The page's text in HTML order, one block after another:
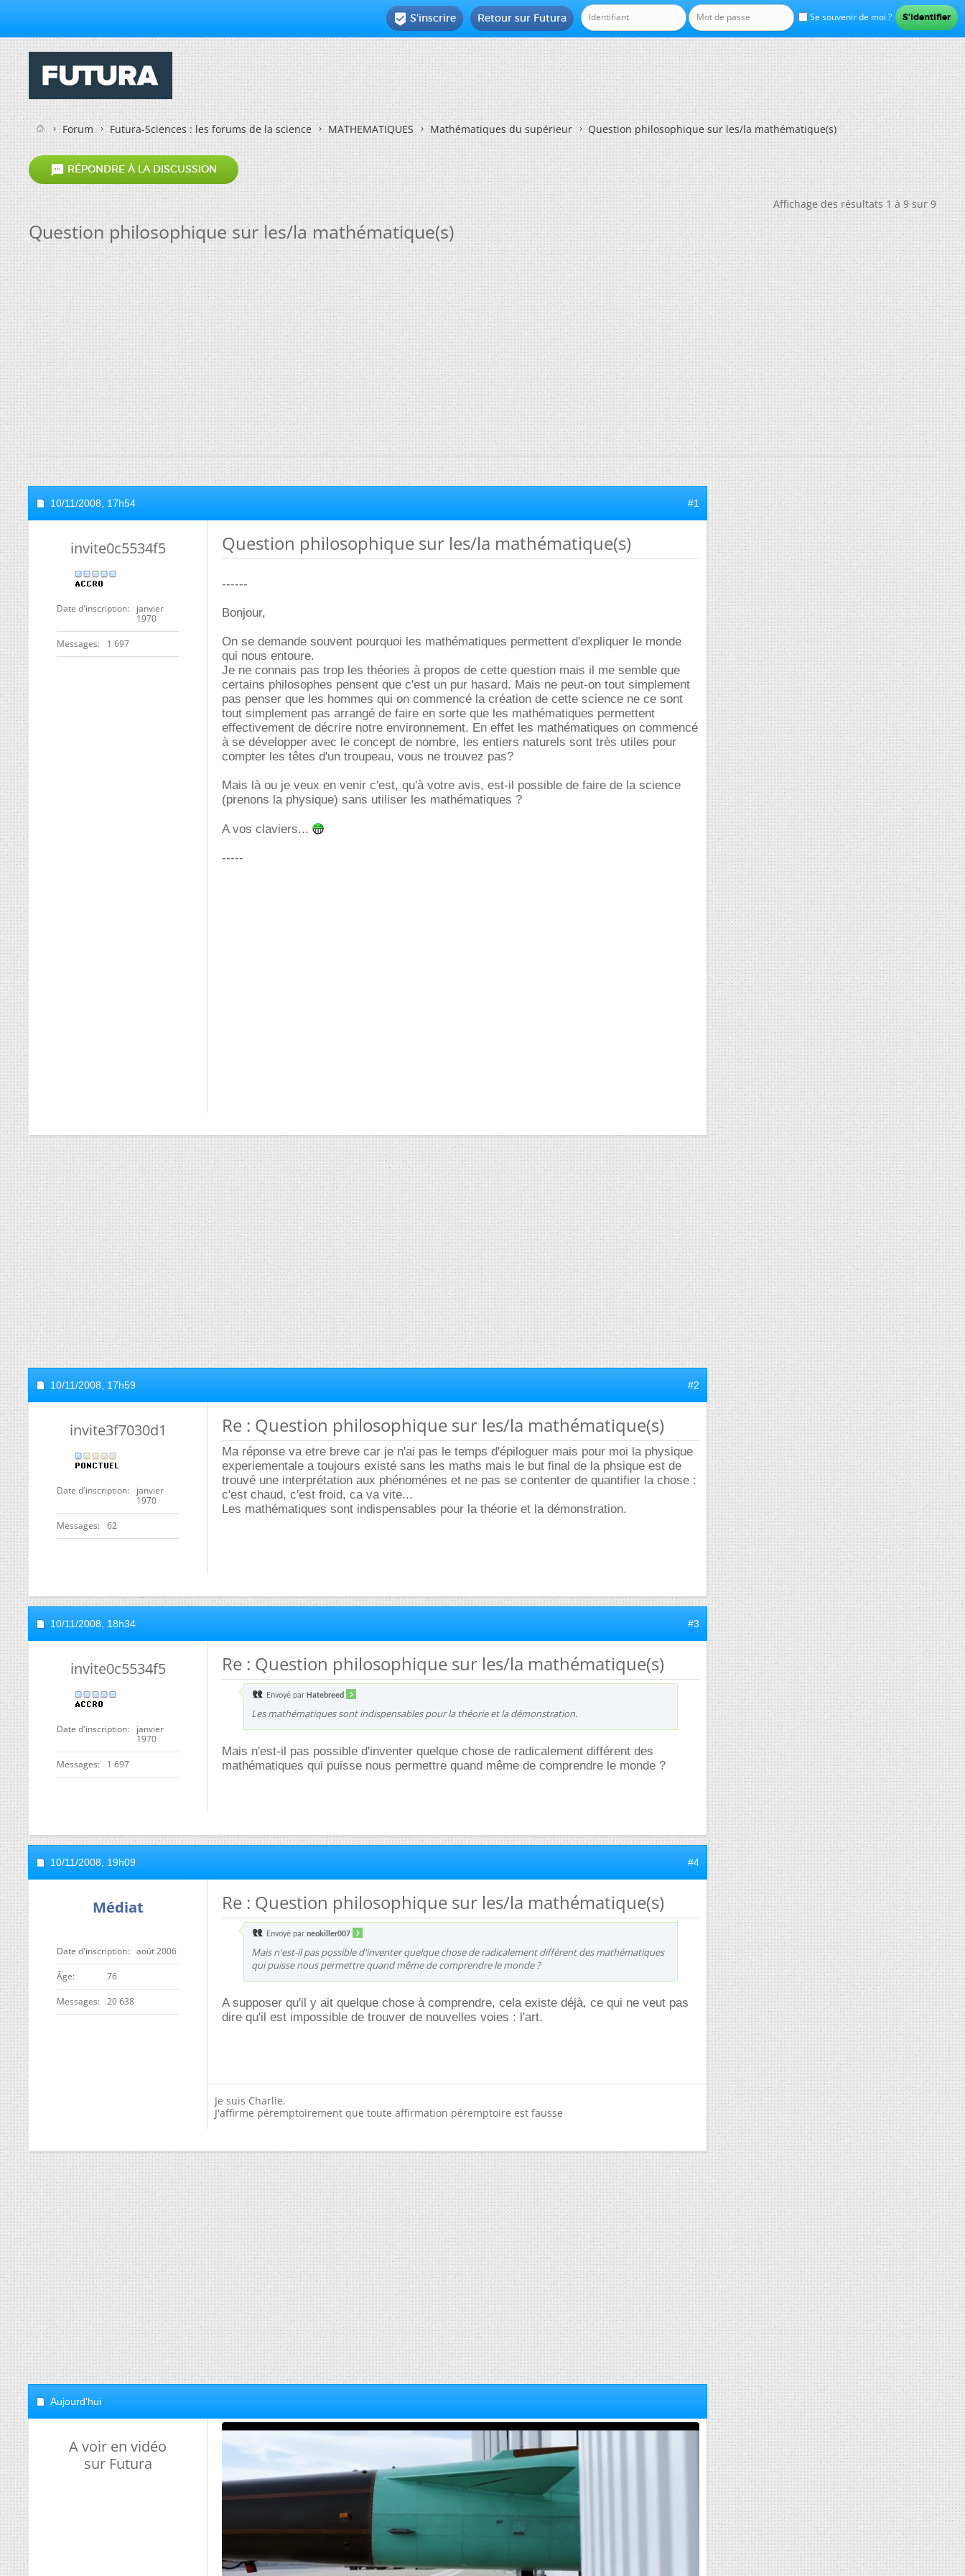
Se souvenir de moi ?
Retour sur Futura
 S'inscrire
Forum Futura-Sciences : les forums de la science MATHEMATIQUES Mathématiques du supérieur Question philosophique sur les/la mathématique(s)
 RÉPONDRE À LA DISCUSSION
Affichage des résultats 1 à 9 sur 9
Question philosophique sur les/la mathématique(s)
10/11/2008, 17h54 #1
invite0c5534f5
Date d'inscription
janvier
1970
Messages 1 697
Question philosophique sur les/la mathématique(s)
------
Bonjour,
On se demande souvent pourquoi les mathématiques permettent d'expliquer le monde
qui nous entoure.
Je ne connais pas trop les théories à propos de cette question mais il me semble que
certains philosophes pensent que c'est un pur hasard. Mais ne peut-on tout simplement
pas penser que les hommes qui on commencé la création de cette science ne ce sont
tout simplement pas arrangé de faire en sorte que les mathématiques permettent
effectivement de décrire notre environnement. En effet les mathématiques on commencé
à se développer avec le concept de nombre, les entiers naturels sont très utiles pour
compter les têtes d'un troupeau, vous ne trouvez pas?
Mais là ou je veux en venir c'est, qu'à votre avis, est-il possible de faire de la science
(prenons la physique) sans utiliser les mathématiques ?
A vos claviers...
-----
10/11/2008, 17h59 #2
invite3f7030d1
Date d'inscription
janvier
1970
Messages 62
Re : Question philosophique sur les/la mathématique(s)
Ma réponse va etre breve car je n'ai pas le temps d'épiloguer mais pour moi la physique
experiementale a toujours existé sans les maths mais le but final de la phsique est de
trouvé une interprétation aux phénoménes et ne pas se contenter de quantifier la chose :
c'est chaud, c'est froid, ca va vite...
Les mathématiques sont indispensables pour la théorie et la démonstration.
10/11/2008, 18h34 #3
invite0c5534f5
Date d'inscription
janvier
1970
Messages 1 697
Re : Question philosophique sur les/la mathématique(s)
Envoyé par Hatebreed
Les mathématiques sont indispensables pour la théorie et la démonstration.
Mais n'est-il pas possible d'inventer quelque chose de radicalement différent des
mathématiques qui puisse nous permettre quand même de comprendre le monde ?
10/11/2008, 19h09 #4
Médiat
Date d'inscription août 2006
ge 76
Messages 20 638
Re : Question philosophique sur les/la mathématique(s)
Envoyé par neokiller007
Mais n'est-il pas possible d'inventer quelque chose de radicalement différent des mathématiques
qui puisse nous permettre quand même de comprendre le monde ?
A supposer qu'il y ait quelque chose à comprendre, cela existe déjà, ce qui ne veut pas
dire qu'il est impossible de trouver de nouvelles voies : l'art.
Je suis Charlie.
J'affirme péremptoirement que toute affirmation péremptoire est fausse
Aujourd'hui
A voir en vidéo
sur Futura